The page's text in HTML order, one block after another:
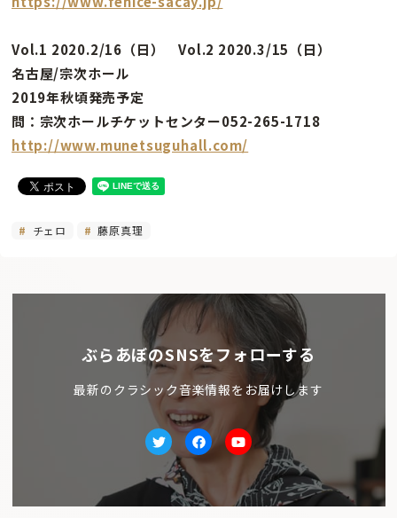
Vol.1 2020.2/16（日） Vol.2 2020.3/15（日）
名古屋/宗次ホール
2019年秋頃発売予定
問：宗次ホールチケットセンター052-265-1718
http://www.munetsuguhall.com/
チェロ 藤原真理
ぶらあぼのSNSをフォローする
最新のクラシック音楽情報をお届けします
TwitterfacebookYoutube